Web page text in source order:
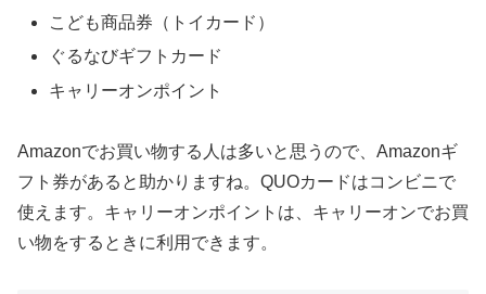
こども商品券（トイカード）
ぐるなびギフトカード
キャリーオンポイント
Amazonでお買い物する人は多いと思うので、Amazonギ
フト券があると助かりますね。QUOカードはコンビニで
使えます。キャリーオンポイントは、キャリーオンでお買
い物をするときに利用できます。